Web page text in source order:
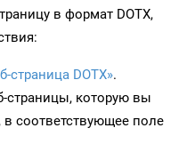
в формат DOTX,
страница DOTX».
страницы, которую вы
в соответствующее поле